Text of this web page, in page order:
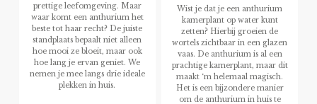
prettige leefomgeving. Maar
waar komt een anthurium het
beste tot haar recht? De juiste
standplaats bepaalt niet alleen
hoe mooi ze bloeit, maar ook
hoe lang je ervan geniet. We
nemen je mee langs drie ideale
plekken in huis.
Wist je dat je een anthurium
kamerplant op water kunt
zetten? Hierbij groeien de
wortels zichtbaar in een glazen
vaas. De anthurium is al een
prachtige kamerplant, maar dit
maakt ‘m helemaal magisch.
Het is een bijzondere manier
om de anthurium in huis te